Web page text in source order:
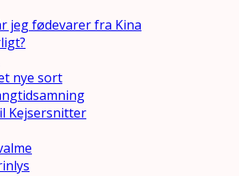
jeg fødevarer fra Kina
nye sort
Kejsersnitter